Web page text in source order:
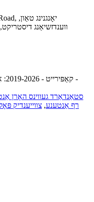
ווענדזשיאַנג
© קאַפּירייט - 2019-2026: אַלע רעכטן רעזערווירט. -
סטאַנדאַרד געווינס האָרן
רף אַנטענע, צווייענדיק